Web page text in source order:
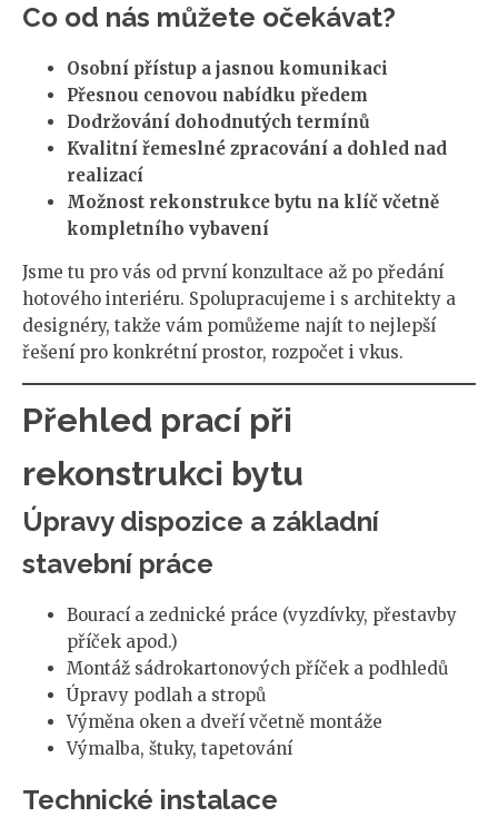
Co od nás můžete očekávat?
Osobní přístup a jasnou komunikaci
Přesnou cenovou nabídku předem
Dodržování dohodnutých termínů
Kvalitní řemeslné zpracování a dohled nad
realizací
Možnost rekonstrukce bytu na klíč včetně
kompletního vybavení
Jsme tu pro vás od první konzultace až po předání
hotového interiéru. Spolupracujeme i s architekty a
designéry, takže vám pomůžeme najít to nejlepší
řešení pro konkrétní prostor, rozpočet i vkus.
Přehled prací při
rekonstrukci bytu
Úpravy dispozice a základní
stavební práce
Bourací a zednické práce (vyzdívky, přestavby
příček apod.)
Montáž sádrokartonových příček a podhledů
Úpravy podlah a stropů
Výměna oken a dveří včetně montáže
Výmalba, štuky, tapetování
Technické instalace